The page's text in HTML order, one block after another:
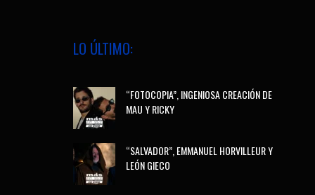
LO ÚLTIMO:
“FOTOCOPIA”, INGENIOSA CREACIÓN DE
MAU Y RICKY
“SALVADOR”, EMMANUEL HORVILLEUR Y
LEÓN GIECO